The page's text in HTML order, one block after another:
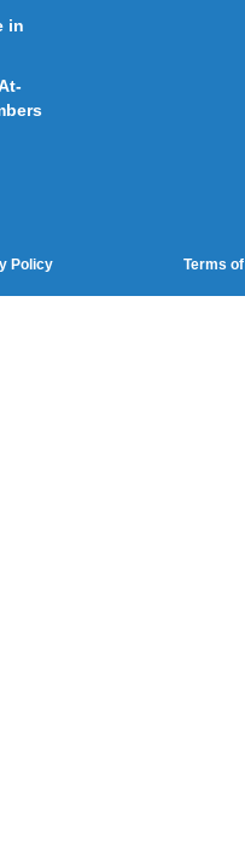
in
Policy Terms